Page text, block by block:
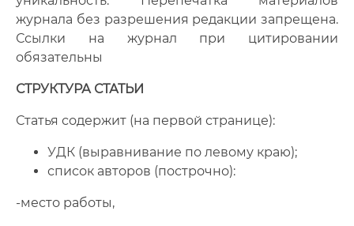
журнала без разрешения редакции запрещена.
Ссылки на журнал при цитировании
обязательны
СТРУКТУРА СТАТЬИ
Статья содержит (на первой странице):
УДК (выравнивание по левому краю);
список авторов (построчно):
-место работы,